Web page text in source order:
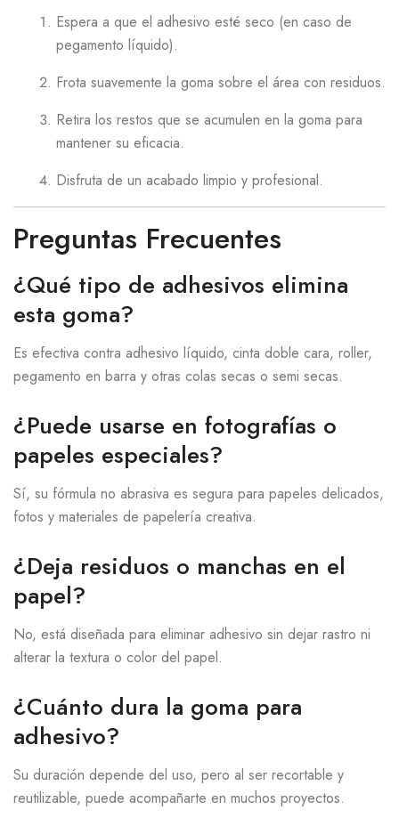
Espera a que el adhesivo esté seco (en caso de
pegamento líquido).
Frota suavemente la goma sobre el área con residuos.
Retira los restos que se acumulen en la goma para
mantener su eficacia.
Disfruta de un acabado limpio y profesional.
Preguntas Frecuentes
¿Qué tipo de adhesivos elimina
esta goma?
Es efectiva contra adhesivo líquido, cinta doble cara, roller,
pegamento en barra y otras colas secas o semi secas.
¿Puede usarse en fotografías o
papeles especiales?
Sí, su fórmula no abrasiva es segura para papeles delicados,
fotos y materiales de papelería creativa.
¿Deja residuos o manchas en el
papel?
No, está diseñada para eliminar adhesivo sin dejar rastro ni
alterar la textura o color del papel.
¿Cuánto dura la goma para
adhesivo?
Su duración depende del uso, pero al ser recortable y
reutilizable, puede acompañarte en muchos proyectos.